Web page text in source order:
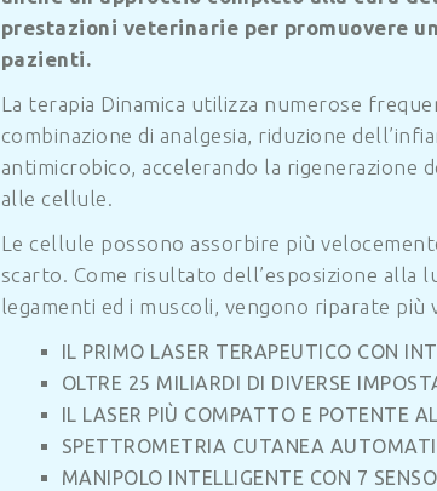
prestazioni veterinarie per promuovere
pazienti.
La terapia Dinamica utilizza numerose
combinazione di analgesia, riduzione
antimicrobico, accelerando la rigenerazione
alle cellule.
Le cellule possono assorbire più
scarto. Come risultato dell’esposizione alla
legamenti ed i muscoli, vengono riparate più
IL PRIMO LASER TERAPEUTICO CON
OLTRE 25 MILIARDI DI DIVERSE
IL LASER PIÙ COMPATTO E POTENTE
SPETTROMETRIA CUTANEA
MANIPOLO INTELLIGENTE CON 7